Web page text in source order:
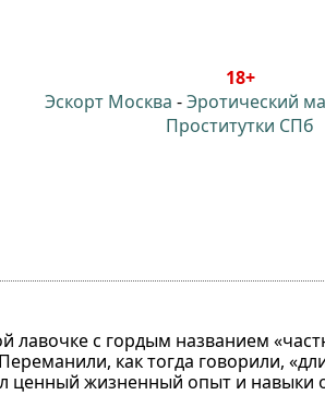
18+
Эскорт Москва -Эротический
Проститутки СПб
лавочке с гордым названием
как тогда говорили,
ценный жизненный опыт и